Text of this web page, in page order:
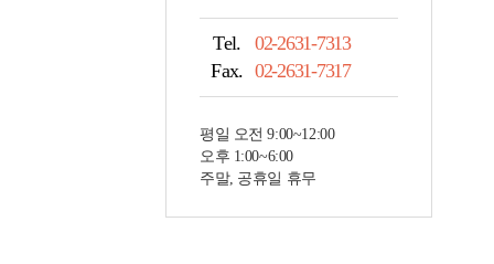
Tel.
02-2631-7313
Fax. 02-2631-7317
평일 오전 9:00~12:00
오후 1:00~6:00
주말, 공휴일 휴무